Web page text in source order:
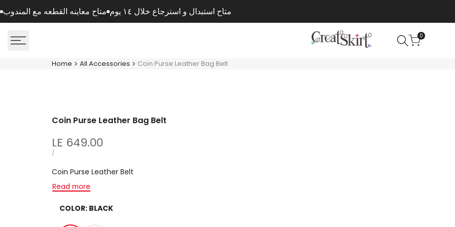
toمتاح معاينه القطعه مع المندوب متاح استبدال و استرجاع خلال ١٤ يوم
0
Home All Accessories Coin Purse Leather Bag Belt
Coin Purse Leather Bag Belt
Sale
price
LE 649.00
UNIT
PRICE
/PER
Coin Purse Leather Belt
Read more
COLOR: BLACK